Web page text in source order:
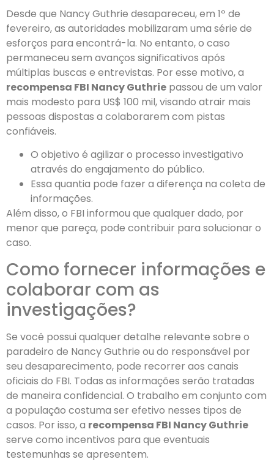
Desde que Nancy Guthrie desapareceu, em 1º de
fevereiro, as autoridades mobilizaram uma série de
esforços para encontrá-la. No entanto, o caso
permaneceu sem avanços significativos após
múltiplas buscas e entrevistas. Por esse motivo, a
recompensa FBI Nancy Guthrie passou de um valor
mais modesto para US$ 100 mil, visando atrair mais
pessoas dispostas a colaborarem com pistas
confiáveis.
O objetivo é agilizar o processo investigativo
através do engajamento do público.
Essa quantia pode fazer a diferença na coleta de
informações.
Além disso, o FBI informou que qualquer dado, por
menor que pareça, pode contribuir para solucionar o
caso.
Como fornecer informações e
colaborar com as
investigações?
Se você possui qualquer detalhe relevante sobre o
paradeiro de Nancy Guthrie ou do responsável por
seu desaparecimento, pode recorrer aos canais
oficiais do FBI. Todas as informações serão tratadas
de maneira confidencial. O trabalho em conjunto com
a população costuma ser efetivo nesses tipos de
casos. Por isso, a recompensa FBI Nancy Guthrie
serve como incentivos para que eventuais
testemunhas se apresentem.